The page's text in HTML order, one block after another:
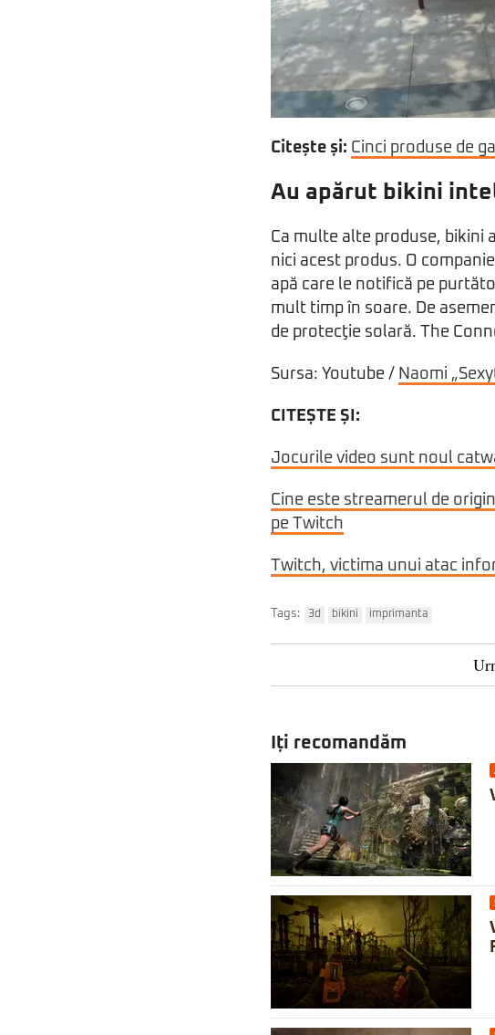
Citește și: Cinci produse de
Au apărut bikini
Ca multe alte produse, bikini
nici acest produs. O
apă care le notifică pe
mult timp în soare. De
de protecţie solară. The
Sursa: Youtube / Naomi
CITEȘTE ȘI:
Jocurile video sunt noul
Cine este streamerul de
pe Twitch
Twitch, victima unui atac
Tags: 3d bikini imprimanta
Iți recomandăm